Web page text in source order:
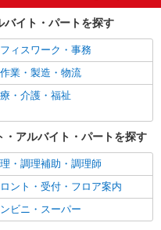
・第二新卒歓迎
婦・主夫歓迎
不問
ル（40代～）活躍中
ア（60代～）活躍中
ナス・賞与あり
全週休2日制
・分煙
通勤OK
車通勤OK
バイト・パートを探す
ィスワーク・事務
業・製造・物流
・介護・福祉
アルバイト・パートを探す
・調理補助・調理師
ント・受付・フロア案内
ビニ・スーパー